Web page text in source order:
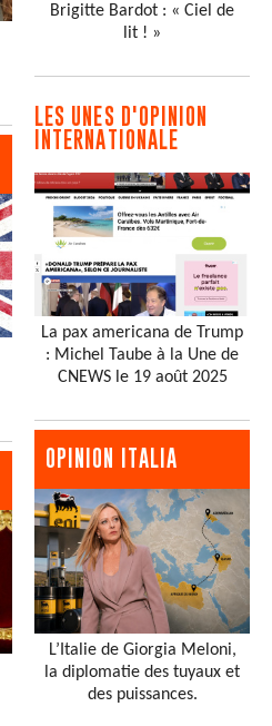
Brigitte Bardot : « Ciel de
lit ! »
LES UNES D'OPINION
INTERNATIONALE
La pax americana de Trump
: Michel Taube à la Une de
CNEWS le 19 août 2025
OPINION ITALIA
L’Italie de Giorgia Meloni,
la diplomatie des tuyaux et
des puissances.